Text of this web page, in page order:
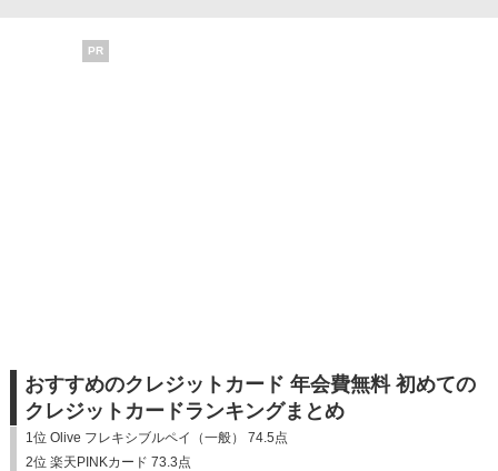
PR
おすすめのクレジットカード 年会費無料 初めての
クレジットカードランキングまとめ
1位 Olive フレキシブルペイ（一般） 74.5点
2位 楽天PINKカード 73.3点